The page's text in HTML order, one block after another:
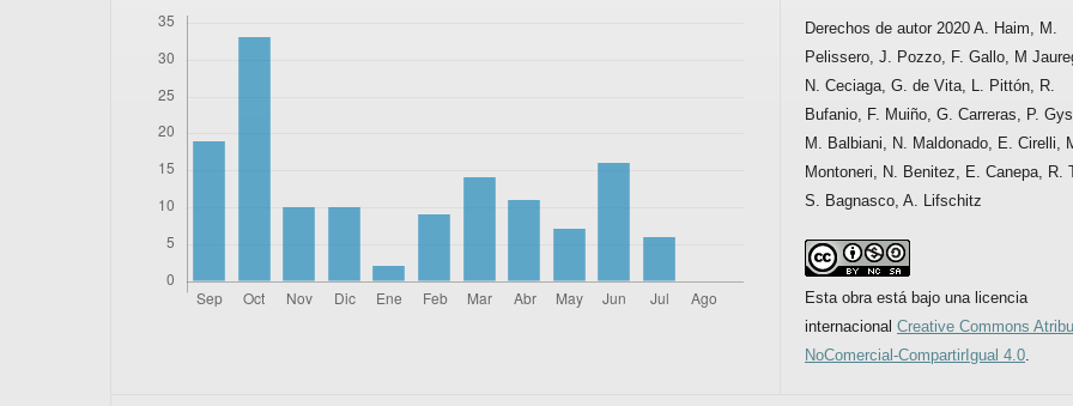
Derechos de autor 2020 A. Haim, M.
Pelissero, J. Pozzo, F. Gallo, M
N. Ceciaga, G. de Vita, L. Pittón, R.
Bufanio, F. Muiño, G. Carreras, P.
M. Balbiani, N. Maldonado, E. Cirelli,
Montoneri, N. Benitez, E. Canepa, R.
S. Bagnasco, A. Lifschitz
Esta obra está bajo una licencia
internacionalCreative Commons
NoComercial-CompartirIgual 4.0.